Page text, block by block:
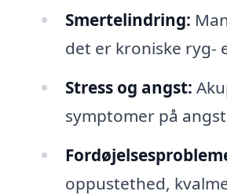
Smertelindring:
det er kroniske ryg-
Stress og angst:
symptomer på
oppustethed,